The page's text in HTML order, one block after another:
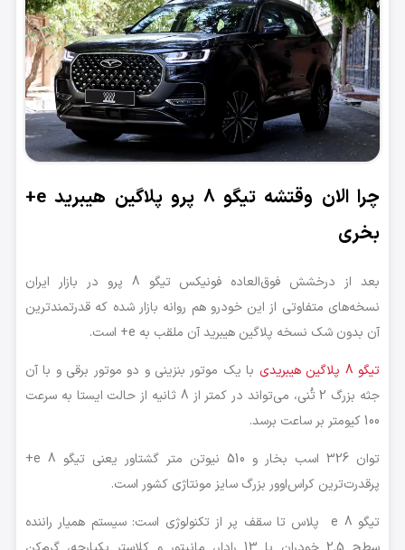
چرا الان وقتشه تیگو 8 پرو پلاگین هیبرید e+
بخری
بعد از درخشش فوق‌العاده فونیکس تیگو 8 پرو در بازار ایران
نسخه‌های متفاوتی از این خودرو هم روانه بازار شده که قدرتمندترین
آن بدون شک نسخه پلاگین هیبرید آن ملقب به e+ است.
تیگو 8 پلاگین هیبریدی
با یک موتور بنزینی و دو موتور برقی و با آن
جثه بزرگ 2 تُنی، می‌تواند در کمتر از 8 ثانیه از حالت ایستا به سرعت
100 کیومتر بر ساعت برسد.
توان 326 اسب بخار و 510 نیوتن متر گشتاور یعنی تیگو 8 e+
پرقدرت‌ترین کراس‌اوور بزرگ سایز مونتاژی کشور است.
تیگو 8 e پلاس تا سقف پر از تکنولوژی است: سیستم همیار راننده